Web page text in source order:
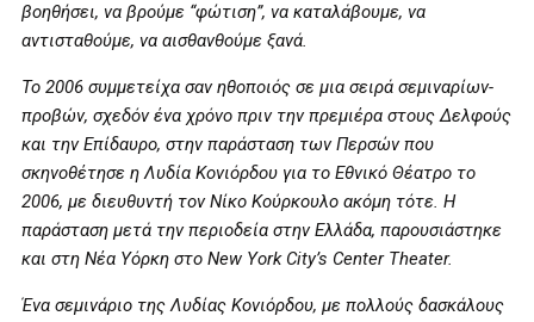
βοηθήσει, να βρούμε “φώτιση”, να καταλάβουμε, να
αντισταθούμε, να αισθανθούμε ξανά.
Το 2006 συμμετείχα σαν ηθοποιός σε μια σειρά σεμιναρίων-
προβών, σχεδόν ένα χρόνο πριν την πρεμιέρα στους Δελφούς
και την Επίδαυρο, στην παράσταση των Περσών που
σκηνοθέτησε η Λυδία Κονιόρδου για το Εθνικό Θέατρο το
2006, με διευθυντή τον Νίκο Κούρκουλο ακόμη τότε. Η
παράσταση μετά την περιοδεία στην Ελλάδα, παρουσιάστηκε
και στη Νέα Υόρκη στο New York City’s Center Theater.
Ένα σεμινάριο της Λυδίας Κονιόρδου, με πολλούς δασκάλους